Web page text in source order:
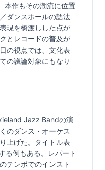
本作もその潮流に位置
ダンスホールの語法
現を橋渡しした点が
とレコードの普及が
の視点では、文化表
の議論対象にもなり
Jazz Bandの演
のダンス・オーケス
上げた。タイトル表
る例もある。レパート
テンポでのインスト